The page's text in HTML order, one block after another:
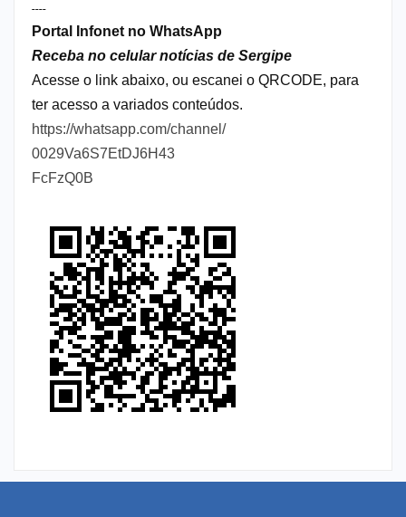
----
Portal Infonet no WhatsApp
Receba no celular notícias de Sergipe
Acesse o link abaixo, ou escanei o QRCODE, para
ter acesso a variados conteúdos.
https://whatsapp.com/channel/
0029Va6S7EtDJ6H43
FcFzQ0B